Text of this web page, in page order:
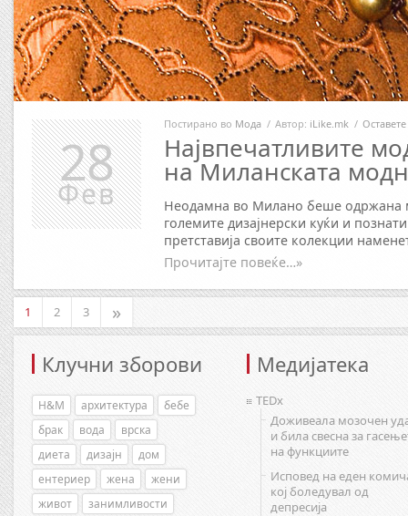
Постирано во Мода / Автор: iLike.mk /
Највпечатливите
на Миланската
Неодамна во Милано беше одржана
големите дизајнерски куќи и
претставија своите колекции
Прочитајте повеќе…»
28
Фев
1 2 3 »
Клучни зборови
H&M архитектура
бебе
брак
вода
врска
диета
дизајн
дом
ентериер
жена
жени
живот
занимливости
Медијатека
TEDx
Доживеала мозочен
и била свесна за
на функциите
Исповед на еден
кој боледувал од
депресија